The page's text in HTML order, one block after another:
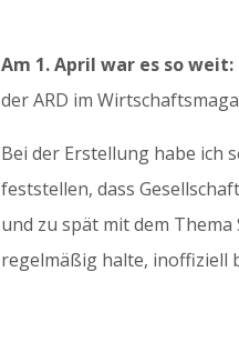
Am 1. April war es so weit:
der ARD im
Bei der Erstellung habe ich
feststellen, dass
und zu spät mit dem
regelmäßig halte, inoffiziell